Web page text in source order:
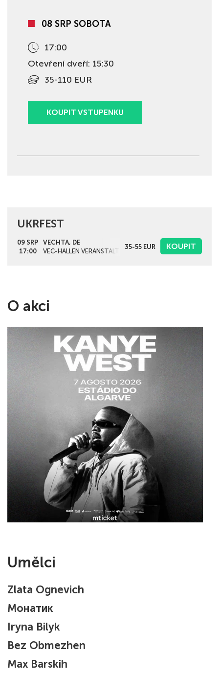
08 SRP SOBOTA
17:00
Otevření dveří: 15:30
35-110 EUR
KOUPIT VSTUPENKU
UKRFEST
09 SRP
17:00
VECHTA, DE
VEC-HALLEN VERANSTALTUNGS GMBH
35-55 EUR KOUPIT
O akci
Umělci
Zlata Ognevich
Монатик
Iryna Bilyk
Bez Obmezhen
Max Barskih